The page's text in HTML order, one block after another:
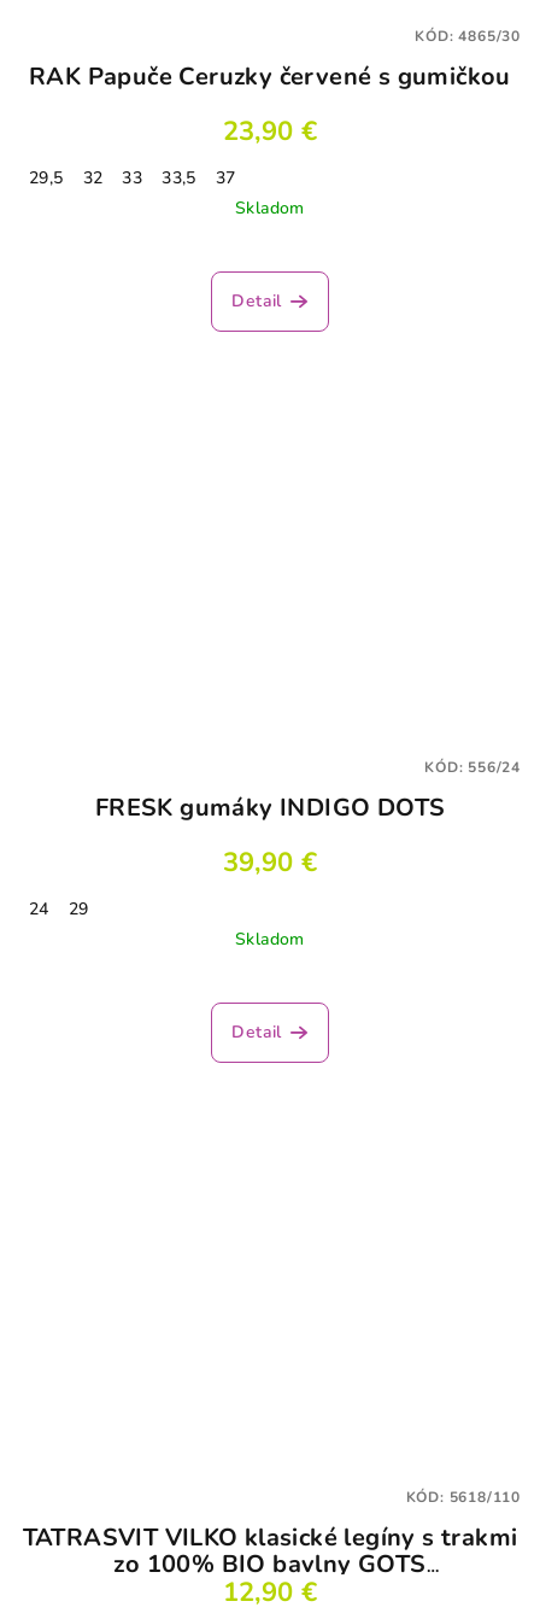
RAK Papuče Ceruzky červené s gumičkou
23,90 €
29,5 32 33 33,5
37
Skladom
Detail
KÓD:4865/30
FRESK gumáky INDIGO DOTS
39,90 €
24
29
Skladom
Detail
KÓD: 556/24
TATRASVIT VILKO klasické legíny s trakmi
zo 100% BIO bavlny GOTS
tehlovočervené
12,90 €
KÓD: 5618/110